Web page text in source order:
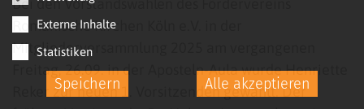
Externe Inhalte
Statistiken
Speichern Alle akzeptieren
Romanische Kirchen Köln e.V. in der
Mitgliederversammlung 2025 am vergangenen
Freitag, 26.09. in der Aposteln-Aula wurde Henriette
Reker zur neuen 1. Vorsitzenden gewählt. Der